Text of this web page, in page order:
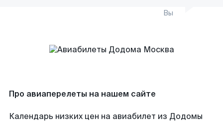
Вы
Про авиаперелеты на нашем сайте
Календарь низких цен на авиабилет из Додомы